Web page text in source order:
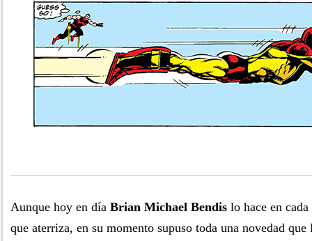
Aunque hoy en día Brian Michael Bendis lo hace en
que aterriza, en su momento supuso toda una novedad